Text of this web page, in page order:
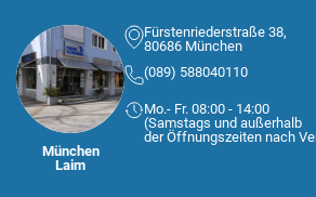
München
Laim
Fürstenriederstraße 38,
80686 München
(089) 588040110
Mo.- Fr. 08:00 - 14:00
(Samstags und außerhalb
der Öffnungszeiten nach